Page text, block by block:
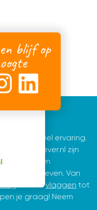
blijf op
met veel ervaring.
zijn
hebben
en vormgeven. Van
en vanvlaggen tot
je graag! Neem